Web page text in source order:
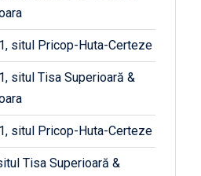
situl Pricop-Huta-Certeze
situl Tisa Superioară &
situl Pricop-Huta-Certeze
Tisa Superioară &